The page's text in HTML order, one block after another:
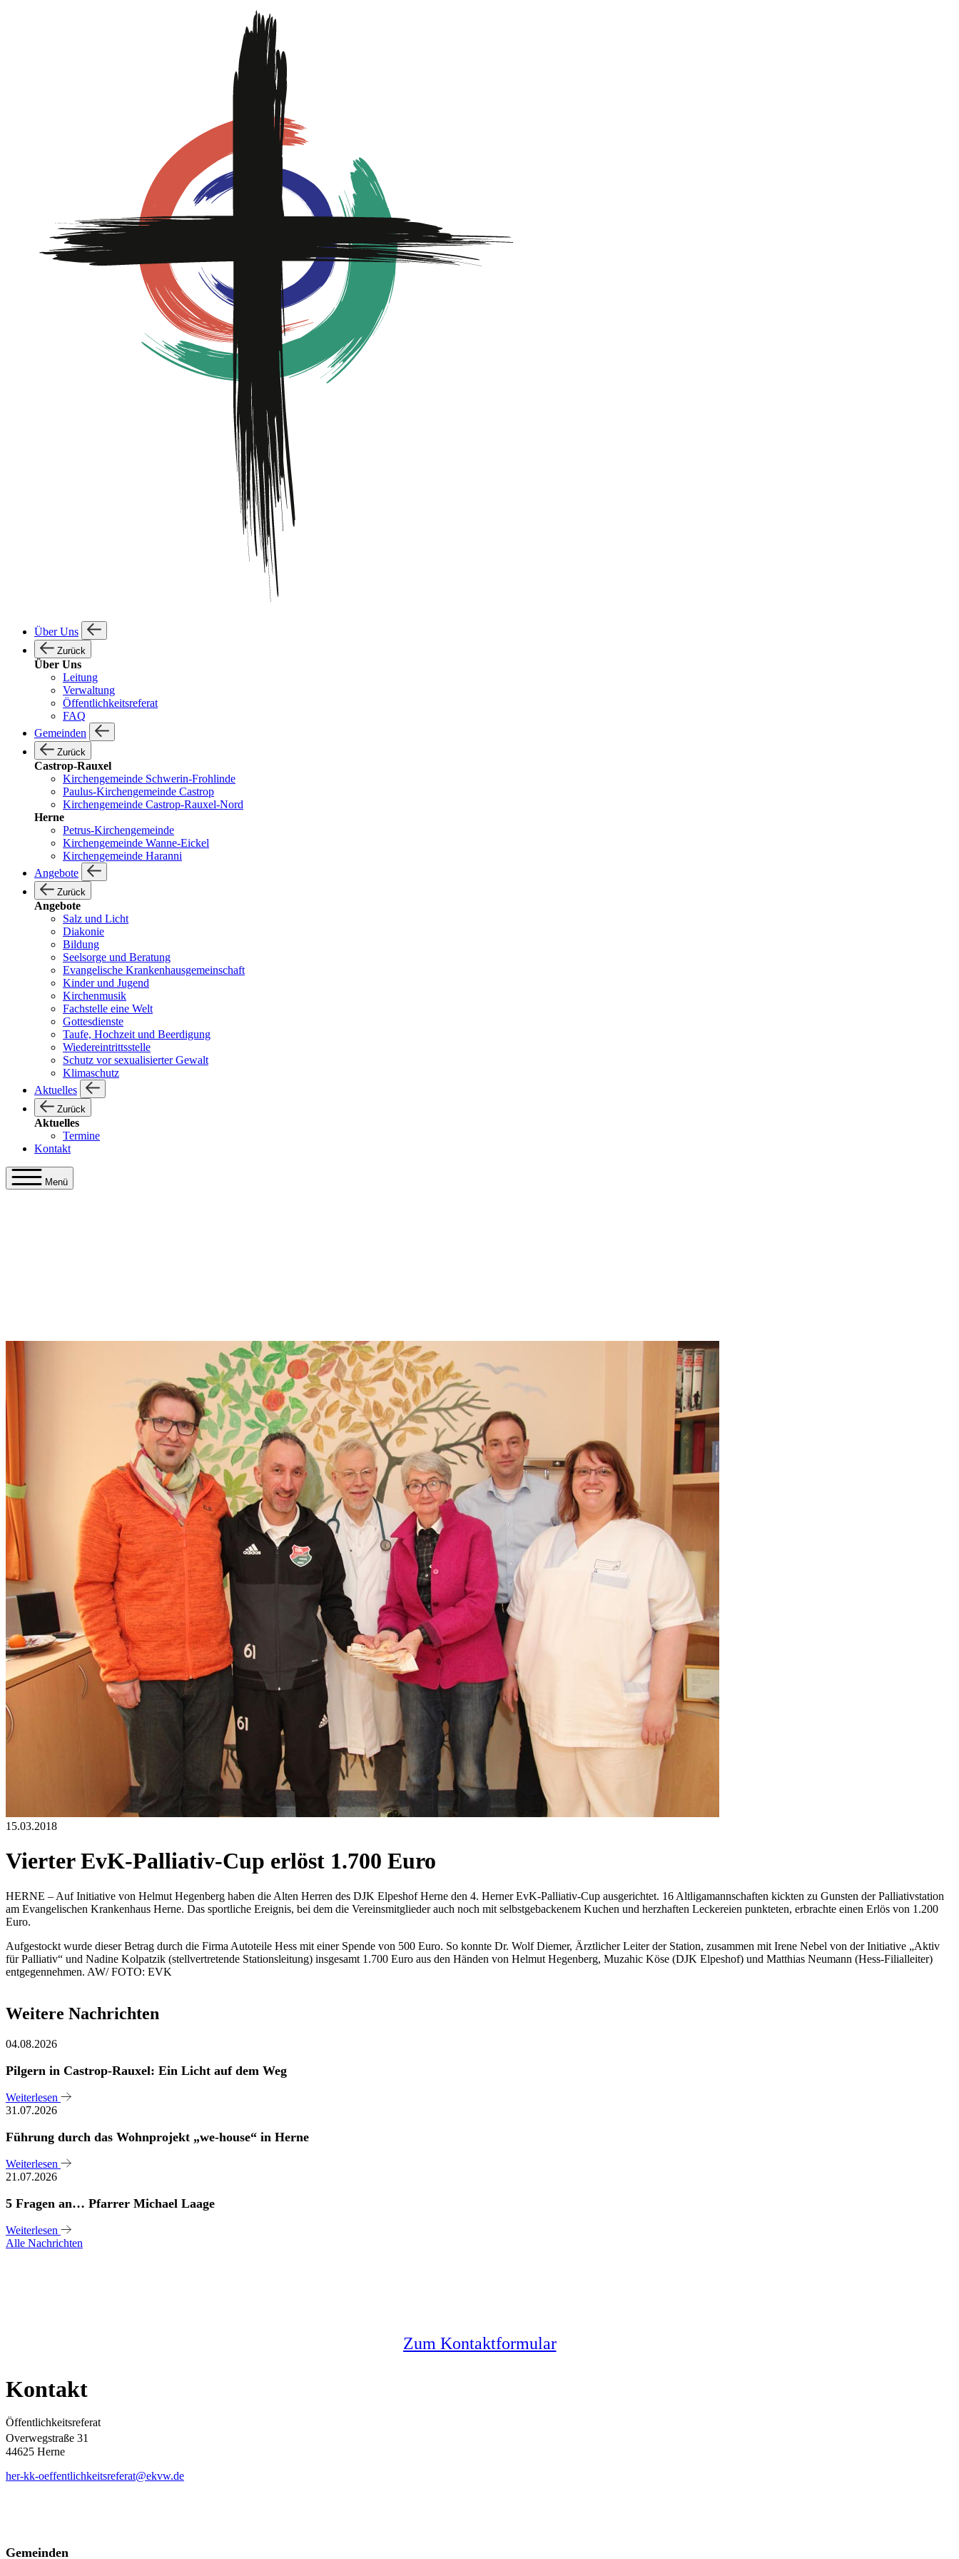
Über Uns
Zurück
Über Uns
Leitung
Verwaltung
Öffentlichkeitsreferat
FAQ
Gemeinden
Zurück
Castrop-Rauxel
Kirchengemeinde Schwerin-Frohlinde
Paulus-Kirchengemeinde Castrop
Kirchengemeinde Castrop-Rauxel-Nord
Herne
Petrus-Kirchengemeinde
Kirchengemeinde Wanne-Eickel
Kirchengemeinde Haranni
Angebote
Zurück
Angebote
Salz und Licht
Diakonie
Bildung
Seelsorge und Beratung
Evangelische Krankenhausgemeinschaft
Kinder und Jugend
Kirchenmusik
Fachstelle eine Welt
Gottesdienste
Taufe, Hochzeit und Beerdigung
Wiedereintrittsstelle
Schutz vor sexualisierter Gewalt
Klimaschutz
Aktuelles
Zurück
Aktuelles
Termine
Kontakt
Menü
15.03.2018
Vierter EvK-Palliativ-Cup erlöst 1.700 Euro
HERNE – Auf Initiative von Helmut Hegenberg haben die Alten Herren des DJK Elpeshof Herne den 4. Herner EvK-Palliativ-Cup ausgerichtet. 16 Altligamannschaften kickten zu Gunsten der Palliativstation
am Evangelischen Krankenhaus Herne. Das sportliche Ereignis, bei dem die Vereinsmitglieder auch noch mit selbstgebackenem Kuchen und herzhaften Leckereien punkteten, erbrachte einen Erlös von 1.200
Euro.
Aufgestockt wurde dieser Betrag durch die Firma Autoteile Hess mit einer Spende von 500 Euro. So konnte Dr. Wolf Diemer, Ärztlicher Leiter der Station, zusammen mit Irene Nebel von der Initiative „Aktiv
für Palliativ“ und Nadine Kolpatzik (stellvertretende Stationsleitung) insgesamt 1.700 Euro aus den Händen von Helmut Hegenberg, Muzahic Köse (DJK Elpeshof) und Matthias Neumann (Hess-Filialleiter)
entgegennehmen. AW/ FOTO: EVK
Weitere Nachrichten
04.08.2026
Pilgern in Castrop-Rauxel: Ein Licht auf dem Weg
Weiterlesen
31.07.2026
Führung durch das Wohnprojekt „we-house“ in Herne
Weiterlesen
21.07.2026
5 Fragen an… Pfarrer Michael Laage
Weiterlesen
Alle Nachrichten
Zum Kontaktformular
Kontakt
Öffentlichkeitsreferat
Overwegstraße 31
44625 Herne
her-kk-oeffentlichkeitsreferat@ekvw.de
Gemeinden